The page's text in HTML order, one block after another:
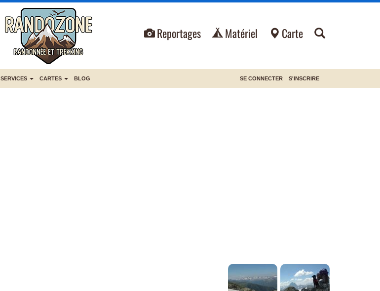
Reportages Matériel Carte
SERVICES CARTES BLOG SE CONNECTER S'INSCRIRE